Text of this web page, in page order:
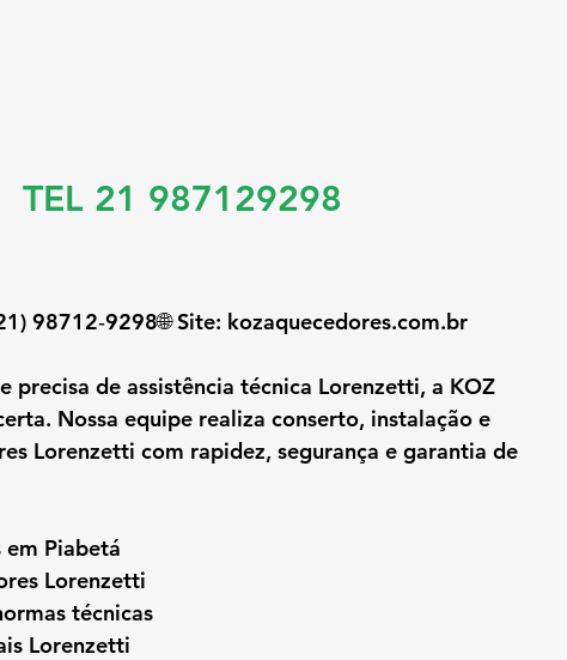
TEL 21 987129298
98712‑9298🌐 Site: kozaquecedores.com.br
e precisa de assistência técnica Lorenzetti, a KOZ
Nossa equipe realiza conserto, instalação e
Lorenzetti com rapidez, segurança e garantia de
em Piabetá
Lorenzetti
técnicas
Lorenzetti